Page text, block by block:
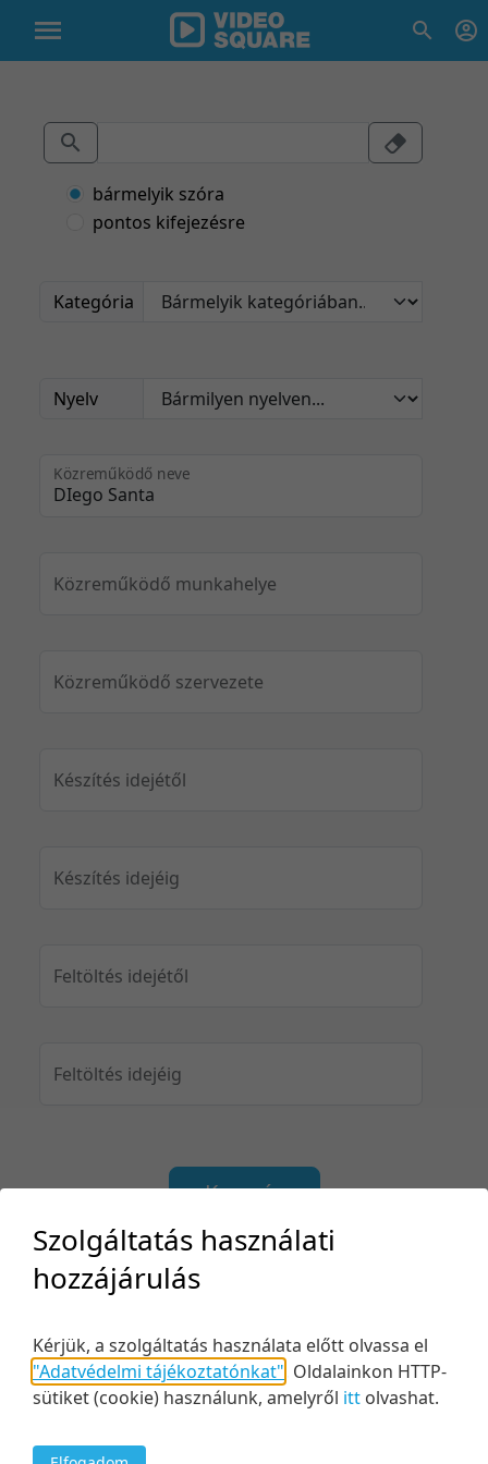
bármelyik szóra
pontos kifejezésre
Kategória
Nyelv
Közreműködő neve
Közreműködő munkahelye
Közreműködő szervezete
Készítés idejétől
Készítés idejéig
Feltöltés idejétől
Feltöltés idejéig
Keresés
Relevancia szerint
Kezdés/felvétel dátuma szerint
5 tétel/oldal
10 tétel/oldal
Szolgáltatás használati
hozzájárulás
Kérjük, a szolgáltatás használata előtt olvassa el
"Adatvédelmi tájékoztatónkat" Oldalainkon HTTP-
sütiket (cookie) használunk, amelyről itt olvashat.